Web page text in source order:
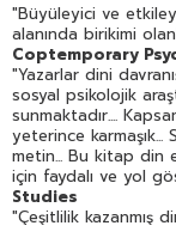
"Büyüleyici ve
alanında birikimi
Coptemporary
"Yazarlar dini
sosyal psikolojik
sunmaktadır....
yeterince karmaşık...
metin... Bu kitap din
için faydalı ve yol
Studies
"Çeşitlilik kazanmış